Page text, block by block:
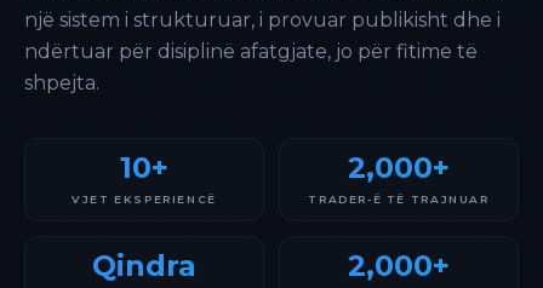
një sistem i strukturuar, i provuar publikisht dhe i
ndërtuar për disiplinë afatgjate, jo për fitime të
shpejta.
10+
VJET EKSPERIENCË
2,000+
TRADER-Ë TË TRAJNUAR
Qindra 2,000+